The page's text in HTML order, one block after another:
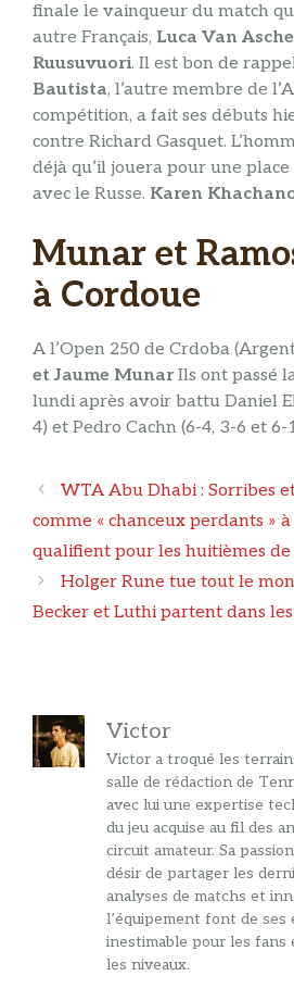
finale le vainqueur du match
autre Français, Luca Van
Ruusuvuori. Il est bon de
Bautista, l’autre membre de
compétition, a fait ses débuts
contre Richard Gasquet.
déjà qu’il jouera pour une
avec le Russe. Karen
Munar et
à Cordoue
A l’Open 250 de Crdoba
et Jaume MunarIls ont passé
lundi après avoir battu Daniel
4) et Pedro Cachn (6-4, 3-6 et 6-
Navigation
des
articles
WTA Abu Dhabi : Sorribes
comme « chanceux perdants »
qualifient pour les huitièmes
Holger Rune tue tout le
Becker et Luthi partent dans
Victor
Victor a troqué les
salle de rédaction de
avec lui une expertise
du jeu acquise au fil des
circuit amateur. Sa
désir de partager les
analyses de matchs et
l’équipement font de ses
inestimable pour les fans
les niveaux.